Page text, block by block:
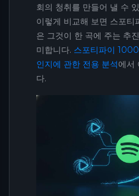
회의 청취를 만들어 낼 수
이렇게 비교해 보면 스포티
은 그것이 한 곡에 주는 추
미합니다. 스포티파이
인지에 관한 전용 분석에서
다.